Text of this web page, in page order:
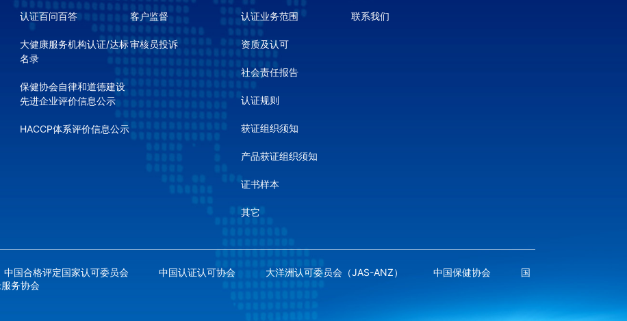
认证百问百答
大健康服务机构认证/达标
名录
保健协会自律和道德建设
先进企业评价信息公示
HACCP体系评价信息公示
客户监督
审核员投诉
认证业务范围
资质及认可
社会责任报告
认证规则
获证组织须知
产品获证组织须知
证书样本
其它
联系我们
中国合格评定国家认可委员会 中国认证认可协会 大洋洲认可委员会（JAS-ANZ） 中国保健协会
国
务协会